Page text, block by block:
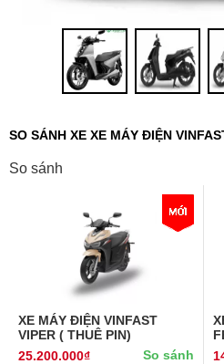
SO SÁNH XE XE MÁY ĐIỆN
So sánh
XE MÁY ĐIỆN VINFAST
VIPER ( THUÊ PIN)
25.200.000₫
So sánh